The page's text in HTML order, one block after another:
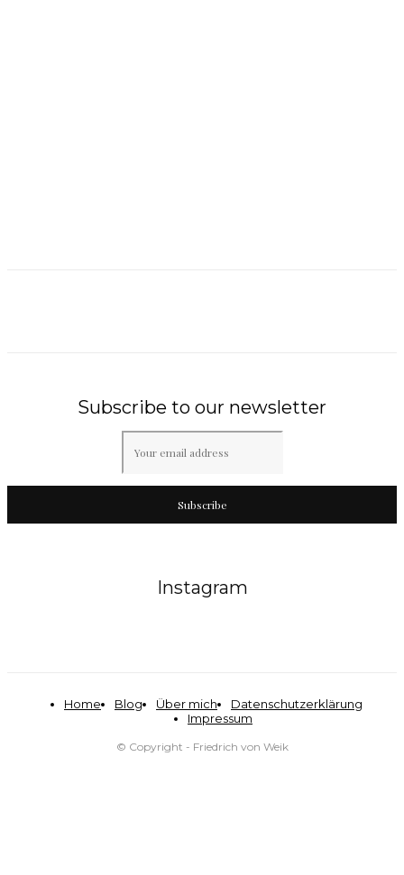
Subscribe to our newsletter
Subscribe
Instagram
Home Blog Über mich
Datenschutzerklärung
Impressum
© Copyright - Friedrich von Weik